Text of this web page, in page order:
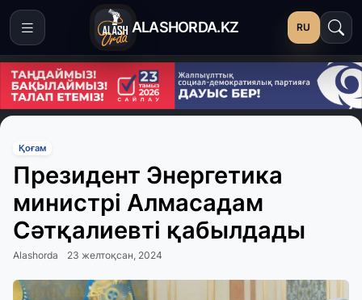
ALASHORDA.KZ RU
Қоғам
Президент Энергетика
министрі Алмасадам
Сәтқалиевті қабылдады
Alashorda 23 желтоқсан, 2024